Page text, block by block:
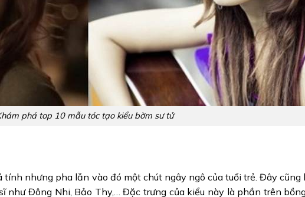
phá top 10 mẫu tóc tạo kiểu bờm sư tử
tính nhưng pha lẫn vào đó một chút ngây ngô của tuổi trẻ. Đây cũng
như Đông Nhi, Bảo Thy,… Đặc trưng của kiểu này là phần trên